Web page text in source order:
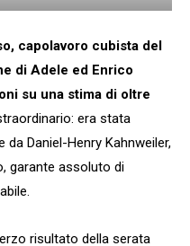
capolavoro cubista del
di Adele ed Enrico
su una stima di oltre
era stata
Daniel-Henry Kahnweiler,
garante assoluto di
risultato della serata